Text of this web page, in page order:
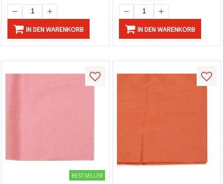
IN DEN WARENKORB IN DEN WARENKORB
BESTSELLER